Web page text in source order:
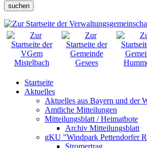
suchen
Startseite
Aktuelles
Aktuelles aus Bayern und der
Amtliche Mitteilungen
Mitteilungsblatt / Heimatbote
Archiv Mitteilungsblatt
gKU "Windpark Pettendorfer
Stromertrag